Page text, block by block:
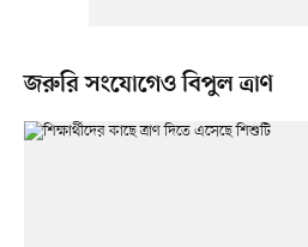
জরুরি সংযোগেও বিপুল ত্রাণ